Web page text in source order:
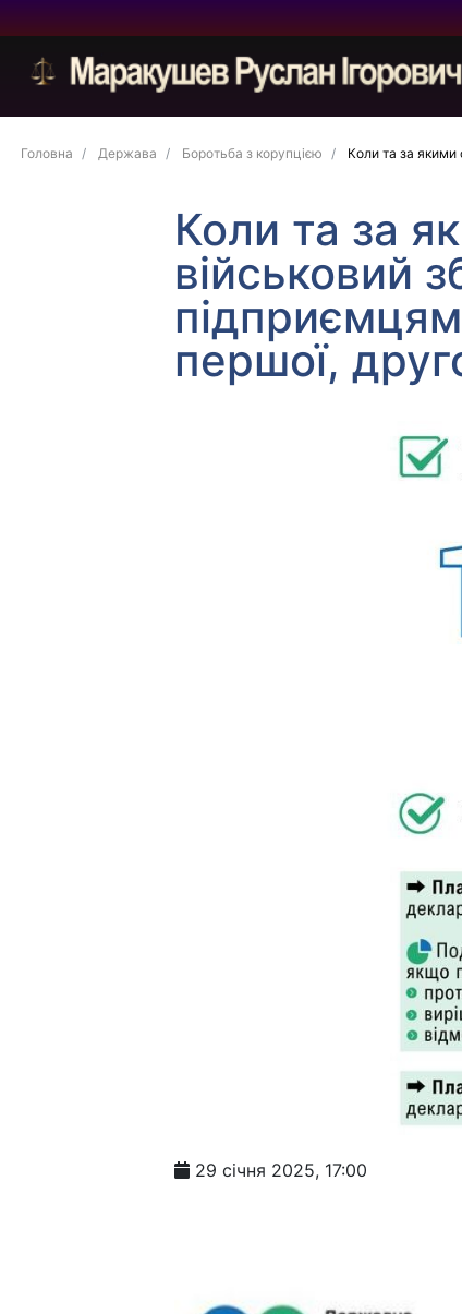
Головна Держава Боротьба з корупцією Коли та за якими
Коли та за
військовий
першої,
29 січня 2025, 17:00